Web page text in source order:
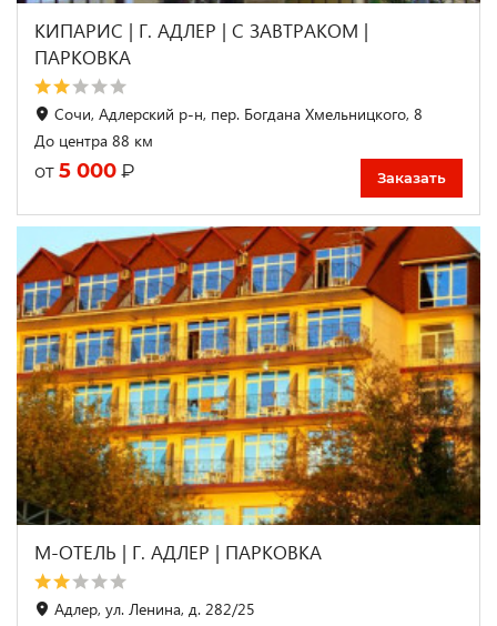
КИПАРИС | Г. АДЛЕР | С ЗАВТРАКОМ |
ПАРКОВКА
Сочи, Адлерский р-н, пер. Богдана Хмельницкого, 8
До центра 88 км
от 5 000 ₽ Заказать
М-ОТЕЛЬ | Г. АДЛЕР | ПАРКОВКА
Адлер, ул. Ленина, д. 282/25